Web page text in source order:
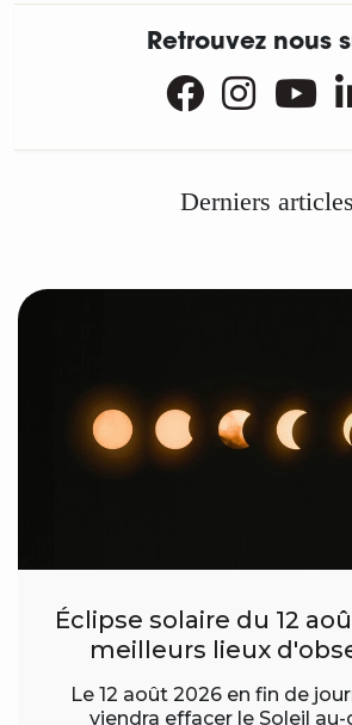
Retrouvez nous
Derniers articles
Éclipse solaire du 12
meilleurs lieux
Le 12 août 2026 en fin de
viendra effacer le Soleil